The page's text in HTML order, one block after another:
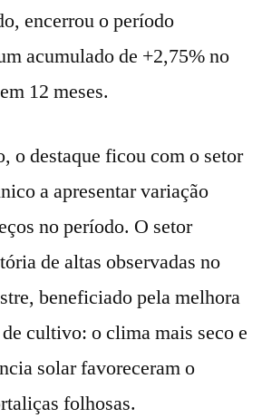
encerrou o período
acumulado de +2,75% no
12 meses.
o destaque ficou com o setor
a apresentar variação
no período. O setor
de altas observadas no
beneficiado pela melhora
cultivo: o clima mais seco e
solar favoreceram o
folhosas.